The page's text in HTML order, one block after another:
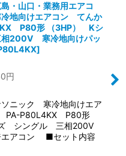
・山口・業務用エアコ
地向けエアコン てんか
P80形 （3HP） Kシ
200V 寒冷地向けパッ
]
円
ニック 寒冷地向けエア
PA-P80L4KX P80形
ズ シングル 三相200V
エアコン ■セット内容